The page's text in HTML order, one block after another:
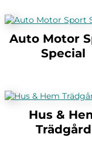
Auto Motor
Special
Hus &
Trädgård